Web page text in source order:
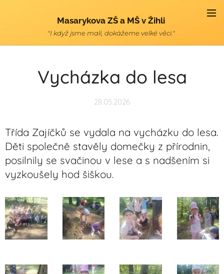
Masarykova ZŠ a MŠ v Žihli
"I když jsme malí, dokážeme velké věci."
Vycházka do lesa
28.05.2026
Třída Zajíčků se vydala na vycházku do lesa.
Děti společně stavěly domečky z přírodnin,
posilnily se svačinou v lese a s nadšením si
vyzkoušely hod šiškou.